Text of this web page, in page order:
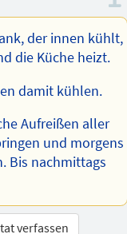
der innen kühlt,
die Küche heizt.
damit kühlen.
Aufreißen aller
und morgens
Bis nachmittags
verfassen